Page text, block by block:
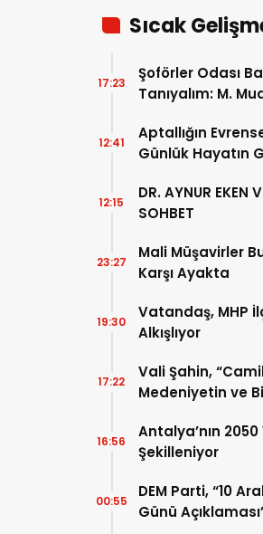
Sıcak
Şoförler Odası
Tanıyalım: M.
17:23
Aptallığın
Günlük Hayatın
12:41
DR. AYNUR EKEN
SOHBET
12:15
Mali Müşavirler
Karşı Ayakta
23:27
Vatandaş, MHP
Alkışlıyor
19:30
Vali Şahin,
Medeniyetin ve
17:22
Antalya’nın
Şekilleniyor
16:56
DEM Parti, “10
Günü
00:55